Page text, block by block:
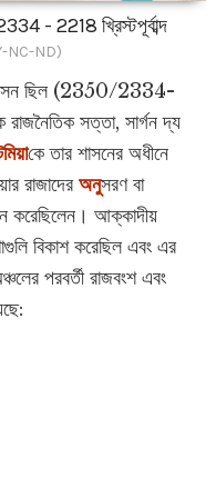
- 2218 খ্রিস্টপূর্বাব্দ
NC-ND)
ছিল (2350/2334-
রাজনৈতিক সত্তা, সার্গন দ্য
কে তার শাসনের অধীনে
রাজাদের অনুসরণ বা
করেছিলেন। আক্কাদীয়
বিকাশ করেছিল এবং এর
পরবর্তী রাজবংশ এবং